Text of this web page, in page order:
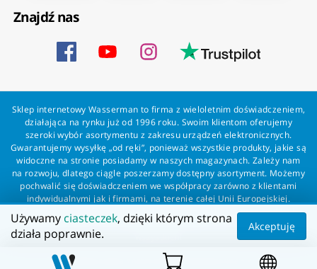
Znajdź nas
Sklep internetowy Wasserman to firma z wieloletnim doświadczeniem,
działająca na rynku już od 1996 roku. Swoim klientom oferujemy
szeroki wybór asortymentu z zakresu urządzeń elektronicznych.
Gwarantujemy wysyłkę „od ręki”, ponieważ wszystkie produkty, jakie są
widoczne na stronie posiadamy w naszych magazynach. Zależy nam
na rozwoju, dlatego ciągle poszerzamy dostępny asortyment. Możemy
pochwalić się doświadczeniem we współpracy zarówno z klientami
indywidualnymi jak i firmami, na terenie całej Unii Europejskiej.
Zapewniamy profesjonalną obsługę każdego klienta oraz szybką i
bezproblemową realizację zamówień. Wasserman - wszystko dla
Wszelkie prawa zastrzeżone dla Wasserman.eu
Używamy ciasteczek, dzięki którym strona
działa poprawnie.
Akceptuję